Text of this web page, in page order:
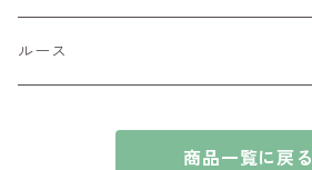
チャーム
アウイナイト
ルース
商品一覧に戻る